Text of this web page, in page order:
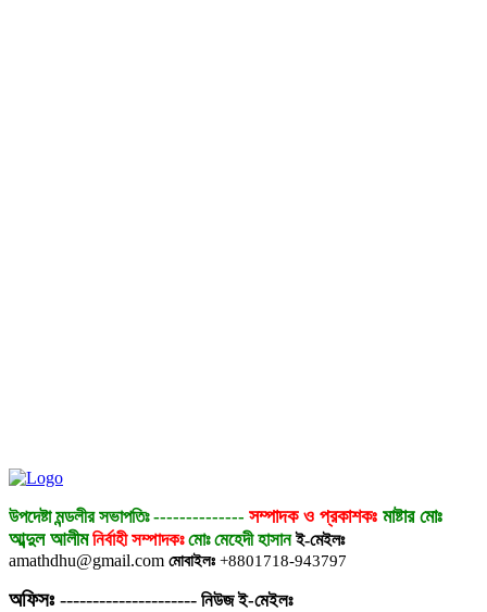
উপদেষ্টা মন্ডলীর সভাপতিঃ-------------- সম্পাদক ও প্রকাশকঃ মাষ্টার মোঃ
আব্দুল আলীম নির্বাহী সম্পাদকঃমোঃ মেহেদী হাসান ই-মেইলঃ
amathdhu@gmail.com মোবাইলঃ +8801718-943797
অফিসঃ --------------------- নিউজ ই-মেইলঃ